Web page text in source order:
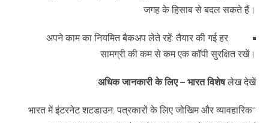
जगह के हिसाब से बदल सकते हैं।
अपने काम का नियमित बैकअप लेते रहें: तैयार की गई हर
सामग्री की कम से कम एक कॉपी सुरक्षित रखें।
अधिक जानकारी के लिए – भारत विशेषलेख देखें:
“भारत में इंटरनेट शटडाउन: पत्रकारों के लिए जोखिम और व्यावहारिक